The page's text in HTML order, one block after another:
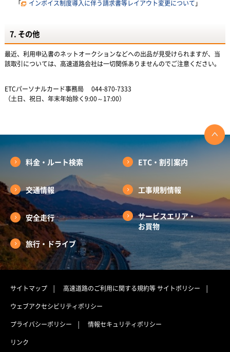
「
インボイス制度導入に伴う請求書等レイアウト変更について 」
7. その他
最近、利用申込書のネットオークションなどへの出品が見受けられますが、当
該取引については、高速道路会社は一切関係ありませんのでご注意ください。
ETCパーソナルカード事務局 044-870-7333
（土日、祝日、年末年始除く9:00～17:00）
料金・ルート検索 ETC・割引案内
交通情報 工事規制情報
安全走行
サービスエリア・
お買物
旅行・ドライブ
サイトマップ 高速道路のご利用に関する規約等サイトポリシー
ウェブアクセシビリティポリシー
プライバシーポリシー
情報セキュリティポリシー
リンク